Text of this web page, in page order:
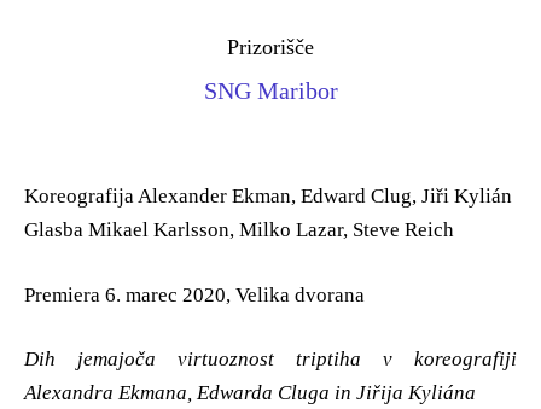
Prizorišče
SNG Maribor
Koreografija Alexander Ekman, Edward Clug, Jiři Kylián
Glasba Mikael Karlsson, Milko Lazar, Steve Reich
Premiera 6. marec 2020, Velika dvorana
Dih jemajoča virtuoznost triptiha v koreografiji
Alexandra Ekmana, Edwarda Cluga in Jiřija Kyliána